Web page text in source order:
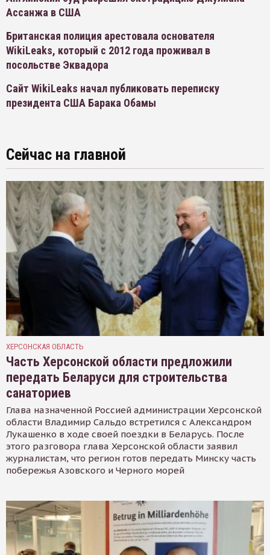
Ассанжа в США
Британская полиция арестовала основателя
WikiLeaks, который с 2012 года проживал в
посольстве Эквадора
Сайт WikiLeaks начал публиковать переписку
президента США Барака Обамы
Сейчас на главной
ХЕРСОНСКАЯ ОБЛАСТЬ
Часть Херсонской области предложили
передать Беларуси для строительства
санаториев
Глава назначенной Россией администрации Херсонской
области Владимир Сальдо встретился с Александром
Лукашенко в ходе своей поездки в Беларусь. После
этого разговора глава Херсонской области заявил
журналистам, что регион готов передать Минску часть
побережья Азовского и Черного морей